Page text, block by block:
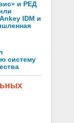
и РЕД
IDM и
систему